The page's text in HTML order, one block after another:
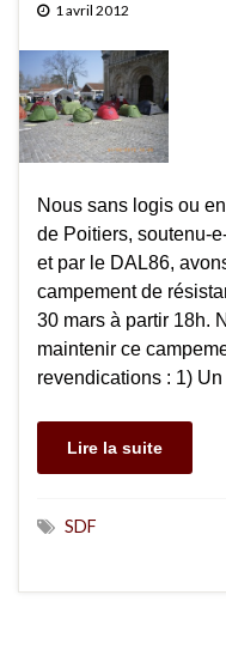
1 avril 2012
Nous sans logis ou
de Poitiers, soutenu-
et par le DAL86,
campement de
30 mars à partir 18h.
maintenir ce
revendications : 1)
Lire la suite
SDF